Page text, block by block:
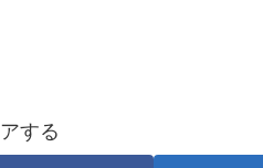
する